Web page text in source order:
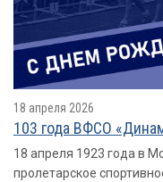
18 апреля 2026
103 года ВФСО
18 апреля 1923 года в
пролетарское